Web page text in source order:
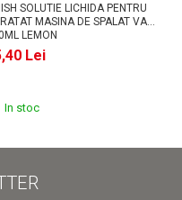
SOLUTIE LICHIDA PENTRU
MASINA DE SPALAT VASE
LEMON
Lei
In stoc